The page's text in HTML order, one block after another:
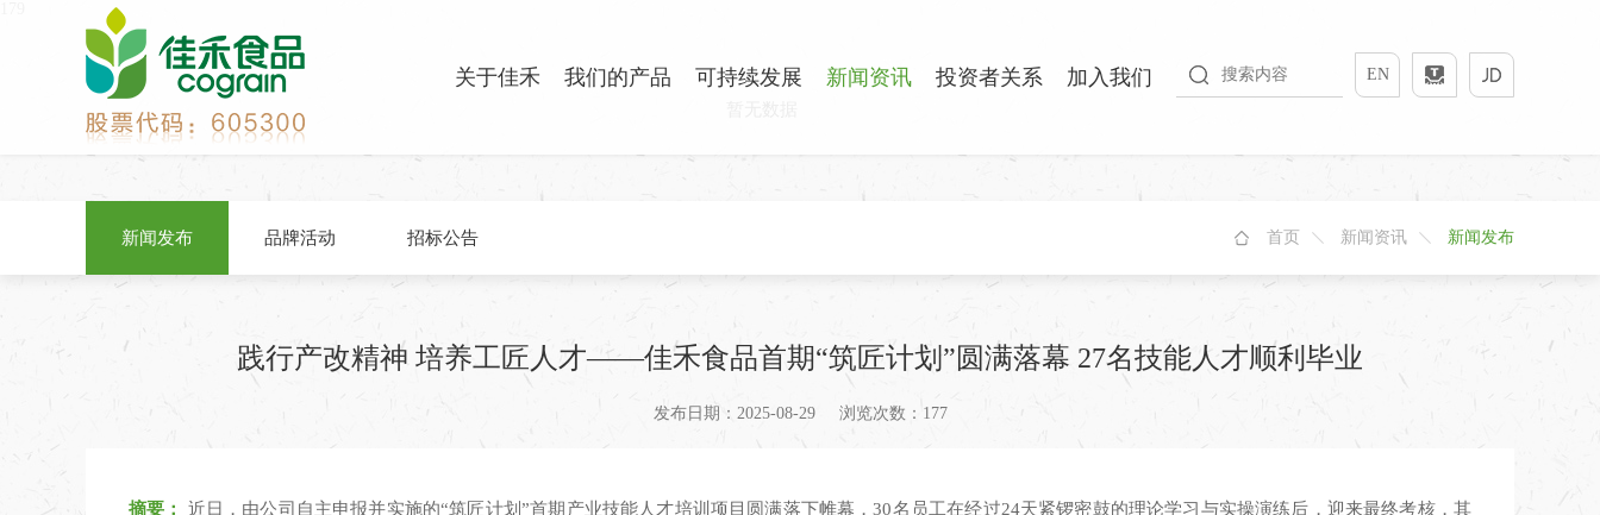
EN
关于佳禾 我们的产品 可持续发展 新闻资讯 投资者关系 加入我们
新闻发布 品牌活动 招标公告 首页 新闻资讯 新闻发布
践行产改精神 培养工匠人才——佳禾食品首期“筑匠计划”圆满落幕 27名技能人才顺利毕业
发布日期：2025-08-29 浏览次数：177
摘要：
近日，由公司自主申报并实施的“筑匠计划”首期产业技能人才培训项目圆满落下帷幕，30名员工在经过24天紧锣密鼓的理论学习与实操演练后，迎来最终考核，其